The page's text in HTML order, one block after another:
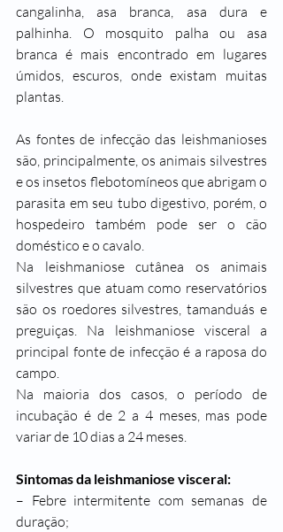
cangalinha, asa branca, asa dura e
palhinha. O mosquito palha ou asa
branca é mais encontrado em lugares
úmidos, escuros, onde existam muitas
plantas.
As fontes de infecção das leishmanioses
são, principalmente, os animais silvestres
e os insetos flebotomíneos que abrigam o
parasita em seu tubo digestivo, porém, o
hospedeiro também pode ser o cão
doméstico e o cavalo.
Na leishmaniose cutânea os animais
silvestres que atuam como reservatórios
são os roedores silvestres, tamanduás e
preguiças. Na leishmaniose visceral a
principal fonte de infecção é a raposa do
campo.
Na maioria dos casos, o período de
incubação é de 2 a 4 meses, mas pode
variar de 10 dias a 24 meses.
Sintomas da leishmaniose visceral:
– Febre intermitente com semanas de
duração;